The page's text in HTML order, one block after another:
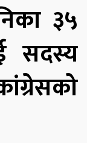
३५
सदस्य